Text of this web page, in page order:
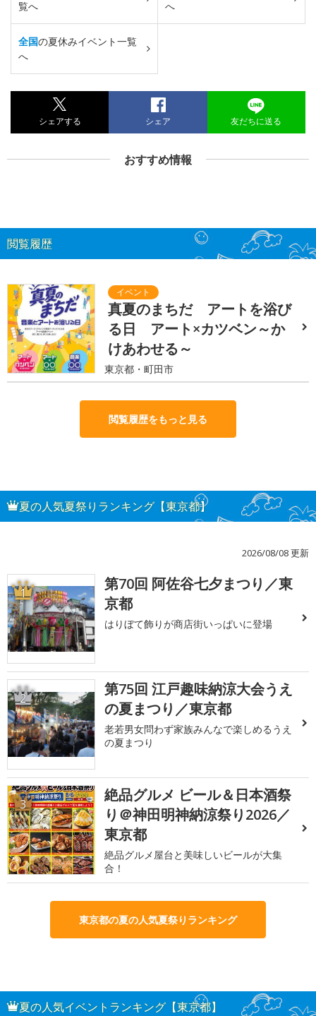
覧へ へ
全国の夏休みイベント一覧
へ
シェアする シェア 友だちに送る
おすすめ情報
閲覧履歴
真夏のまちだ アートを浴び
る日 アート×カツベン～か
けあわせる～
東京都・町田市
閲覧履歴をもっと見る
夏の人気夏祭りランキング【東京都】
2026/08/08 更新
1
第70回 阿佐谷七夕まつり／東
京都
はりぼて飾りが商店街いっぱいに登場
2
第75回 江戸趣味納涼大会うえ
の夏まつり／東京都
老若男女問わず家族みんなで楽しめるうえ
の夏まつり
3
絶品グルメ ビール＆日本酒祭
り＠神田明神納涼祭り2026／
東京都
絶品グルメ屋台と美味しいビールが大集
合！
東京都の夏の人気夏祭りランキング
夏の人気イベントランキング【東京都】